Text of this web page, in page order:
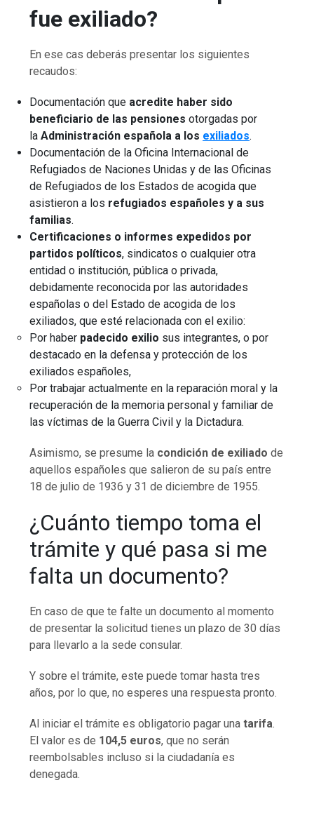
fue exiliado?
En ese cas deberás presentar los siguientes
recaudos:
Documentación que acredite haber sido
beneficiario de las pensionesotorgadas por
laAdministración española a los exiliados.
Documentación de la Oficina Internacional de
Refugiados de Naciones Unidas y de las Oficinas
de Refugiados de los Estados de acogida que
asistieron a los refugiados españoles y a sus
familias.
Certificaciones o informes expedidos por
partidos políticos, sindicatos o cualquier otra
entidad o institución, pública o privada,
debidamente reconocida por las autoridades
españolas o del Estado de acogida de los
exiliados, que esté relacionada con el exilio:
Por haber padecido exilio sus integrantes, o por
destacado en la defensa y protección de los
exiliados españoles,
Por trabajar actualmente en la reparación moral y la
recuperación de la memoria personal y familiar de
las víctimas de la Guerra Civil y la Dictadura.
Asimismo, se presume la condición de exiliadode
aquellos españoles que salieron de su país entre
18 de julio de 1936 y 31 de diciembre de 1955.
¿Cuánto tiempo toma el
trámite y qué pasa si me
falta un documento?
En caso de que te falte un documento al momento
de presentar la solicitud tienes un plazo de 30 días
para llevarlo a la sede consular.
Y sobre el trámite, este puede tomar hasta tres
años, por lo que, no esperes una respuesta pronto.
Al iniciar el trámite es obligatorio pagar unatarifa.
El valor es de 104,5 euros, que no serán
reembolsables incluso si la ciudadanía es
denegada.